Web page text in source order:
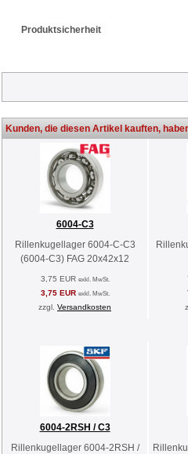
Produktsicherheit
Kunden, die diesen Artikel kauften,
6004-C3
Rillenkugellager 6004-C-C3
(6004-C3) FAG 20x42x12
3,75 EUR exkl. MwSt.
3,75 EUR exkl. MwSt.
zzgl. Versandkosten
6004-2RSH / C3
Rillenkugellager 6004-2RSH /